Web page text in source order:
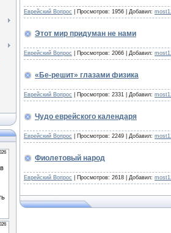
Еврейский Вопрос | Просмотров: 1956 | Добавил:
Этот мир придуман не нами
Еврейский Вопрос | Просмотров: 2066 | Добавил:
«Бе-решит» глазами физика
Еврейский Вопрос | Просмотров: 2331 | Добавил:
Чудо еврейского календаря
Еврейский Вопрос | Просмотров: 2249 | Добавил:
Фиолетовый народ
Еврейский Вопрос | Просмотров: 2618 | Добавил: